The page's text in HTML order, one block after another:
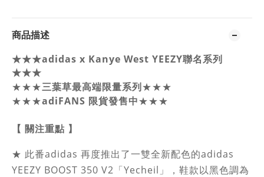
商品描述
★★★adidas x Kanye West YEEZY聯名系列
★★★
★★★三葉草最高端限量系列★★★
★★★adiFANS 限貨發售中★★★
【 關注重點 】
★ 此番adidas 再度推出了一雙全新配色的adidas
YEEZY BOOST 350 V2「Yecheil」，鞋款以黑色調為